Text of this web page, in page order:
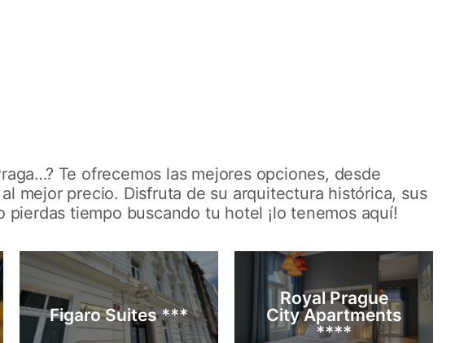
Te ofrecemos las mejores opciones, desde
mejor precio. Disfruta de su arquitectura histórica, sus
tiempo buscando tu hotel ¡lo tenemos aquí!
Figaro Suites ***
Royal Prague
City Apartments
****